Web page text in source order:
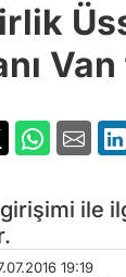
Van
ile
19:19